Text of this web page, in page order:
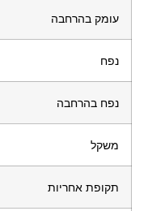
עומק בהרחבה
נפח
נפח בהרחבה
משקל
תקופת אחריות